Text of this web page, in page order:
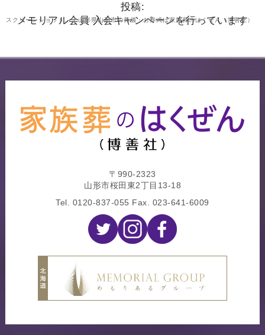
スクリーンショット… | 山形県山形市の葬儀・お葬式は家族葬のはくぜん（博善社）
投稿:
メモリアル会員 入会キャンペーンを行っています
〒990-2323
山形市桜田東2丁目13-18
Tel. 0120-837-055 Fax. 023-641-6009